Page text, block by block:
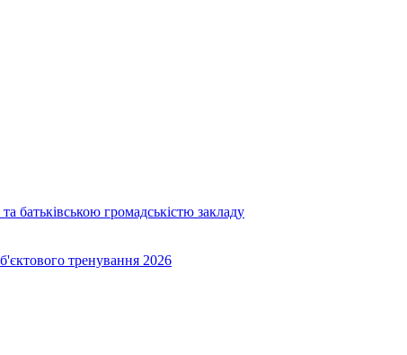
батьківською громадськістю закладу
тренування 2026